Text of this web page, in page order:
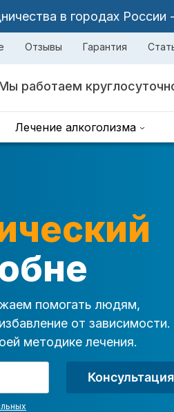
в городах России
Отзывы Гарантия
работаем
Лечение алкоголизма
помогать людям,
от зависимости.
методике лечения.
Консультация